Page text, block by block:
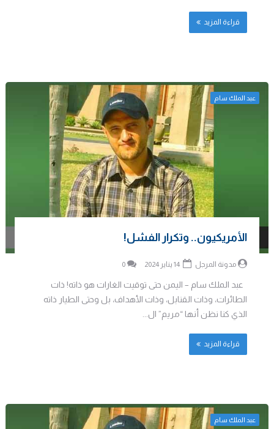
قراءة المزيد
عبد الملك سام
الأمريكيون.. وتكرار الفشل!
مدونة المرجل 0
عبد الملك سام – اليمن حتى توقيت الغارات هو ذاته! ذات
الطائرات، وذات القنابل، وذات الأهداف، بل وحتى الطيار ذاته
الذي كنا نظن أنها “مريم” ال...
قراءة المزيد
عبد الملك سام